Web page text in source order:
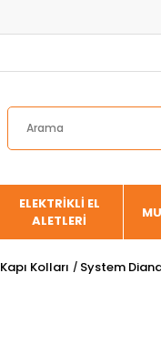
ELEKTRİKLİ EL
ALETLERİ
Kapı Kolları System